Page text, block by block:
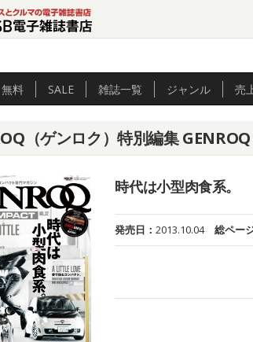
無料 SALE 雑誌一覧 ジャンル 売
（ゲンロク）特別編集
時代は小型肉食系。
発売日：2013.10.04 総ペー